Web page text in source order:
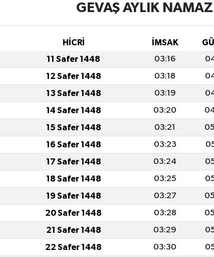
GEVAŞ AYLIK NAMAZ
HİCRİ İMSAK
11 Safer 1448 03:16
12 Safer 1448 03:18
13 Safer 1448 03:19
14 Safer 1448 03:20
15 Safer 1448 03:21
16 Safer 1448 03:23
17 Safer 1448 03:24
18 Safer 1448 03:25
19 Safer 1448 03:27
20 Safer 1448 03:28
21 Safer 1448 03:29
22 Safer 1448 03:30